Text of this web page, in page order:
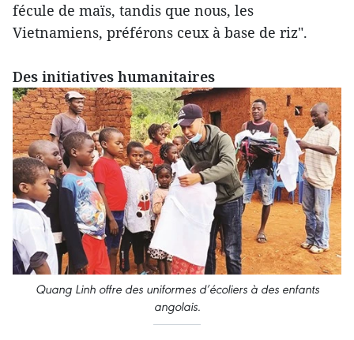
fécule de maïs, tandis que nous, les
Vietnamiens, préférons ceux à base de riz".
Des initiatives humanitaires
Quang Linh offre des uniformes d’écoliers à des enfants
angolais.